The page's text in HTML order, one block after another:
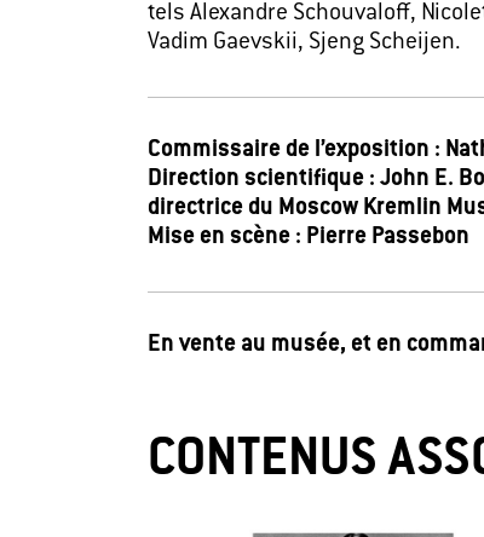
tels Alexandre Schouvaloff,
Vadim Gaevskii, Sjeng Scheijen.
Commissaire de l’exposition :
Direction scientifique : John E.
directrice du Moscow Kremlin
Mise en scène : Pierre Passebon
En vente au musée, et en
CONTENUS